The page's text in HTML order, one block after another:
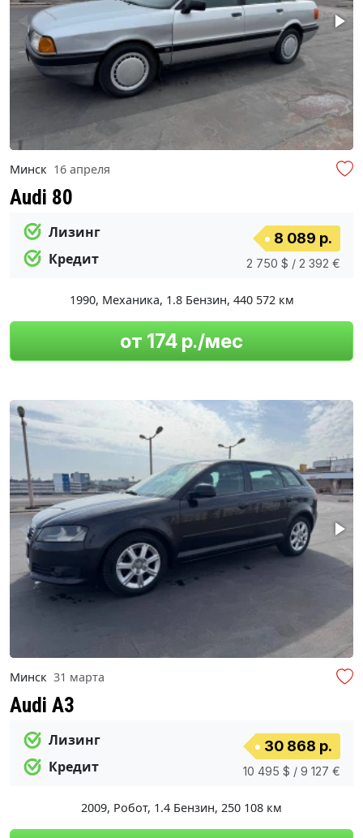
Минск 16 апреля
Audi 80
Лизинг
Кредит
8 089 р.
2 750 $ / 2 392 €
1990, Механика, 1.8 Бензин, 440 572 км
от 174 р./мес
Минск 31 марта
Audi A3
Лизинг
Кредит
30 868 р.
10 495 $ / 9 127 €
2009, Робот, 1.4 Бензин, 250 108 км